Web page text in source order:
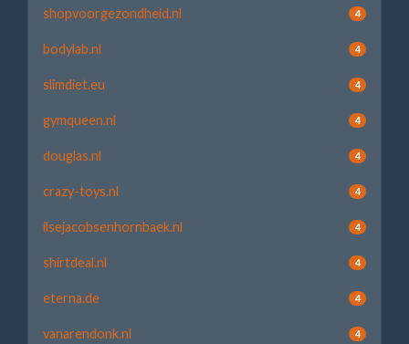
shopvoorgezondheid.nl 4
bodylab.nl 4
slimdiet.eu 4
gymqueen.nl 4
douglas.nl 4
crazy-toys.nl 4
ilsejacobsenhornbaek.nl 4
shirtdeal.nl 4
eterna.de 4
vanarendonk.nl 4